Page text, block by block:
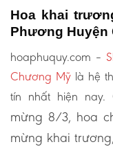
Hoa khai
Phương Huyện
hoaphuquy.com –
Chương Mỹ là hệ
tín nhất hiện
mừng 8/3, hoa
mừng khai